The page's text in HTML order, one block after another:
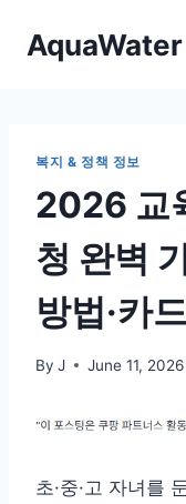
복지 & 정책 정보
2026 교
청 완벽
방법·카
By J June 11, 2026
초·중·고 자녀를